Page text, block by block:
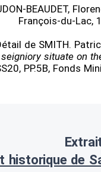
BEAUDET,
François-du-Lac,
de SMITH.
situate on
PP.5B, Fonds
historique de